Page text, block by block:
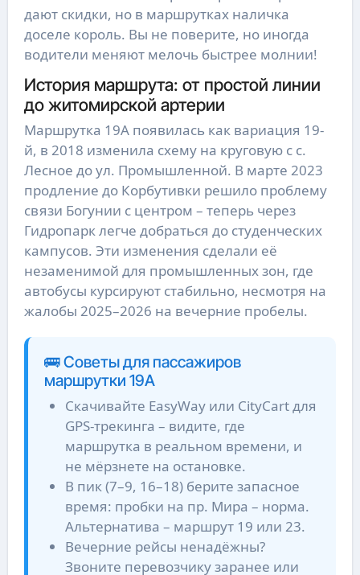
дают скидки, но в маршрутках наличка
доселе король. Вы не поверите, но иногда
водители меняют мелочь быстрее молнии!
История маршрута: от простой линии
до житомирской артерии
Маршрутка 19А появилась как вариация 19-
й, в 2018 изменила схему на круговую с с.
Лесное до ул. Промышленной. В марте 2023
продление до Корбутивки решило проблему
связи Богунии с центром – теперь через
Гидропарк легче добраться до студенческих
кампусов. Эти изменения сделали её
незаменимой для промышленных зон, где
автобусы курсируют стабильно, несмотря на
жалобы 2025–2026 на вечерние пробелы.
🚌 Советы для пассажиров
маршрутки 19А
Скачивайте EasyWay или CityCart для
GPS-трекинга – видите, где
маршрутка в реальном времени, и
не мёрзнете на остановке.
В пик (7–9, 16–18) берите запасное
время: пробки на пр. Мира – норма.
Альтернатива – маршрут 19 или 23.
Вечерние рейсы ненадёжны?
Звоните перевозчику заранее или